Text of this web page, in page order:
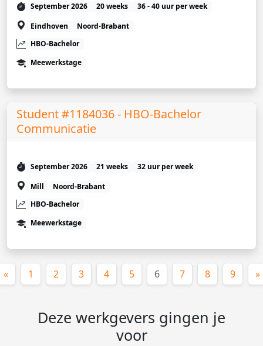
September 2026 20 weeks
36 - 40 uur per week
Eindhoven
Noord-Brabant
HBO-Bachelor
Meewerkstage
Student #1184036 - HBO-Bachelor
Communicatie
September 2026 21 weeks
32 uur per week
Mill
Noord-Brabant
HBO-Bachelor
Meewerkstage
« 1 2 3 4 5 6(huidige)
7 8 9 »
Deze werkgevers gingen je
voor